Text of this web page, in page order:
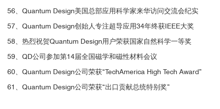
图4. (a)光激发后磁矩演化的原理示意图；(b) 时间分辨MOKE测量
观察到的相干振荡
该研究通过在变温变磁场条件下的时间分辨测量，清楚的观测
到了GdTiO3在微观时间尺度上的磁性变化，通过分析详细解释了磁
性演化的内在机制。这对于钙钛矿类量子材料的应用具有十分重大
56、Quantum Design美国总部应用科学家来华访问交流会纪实
57、Quantum Design创始人专注超导应用34年终获IEEE大奖
58、热烈祝贺Quantum Design用户荣获国家自然科学一等奖
59、QD公司参加第14届全国磁学和磁性材料会议
60、Quantum Design公司荣获“TechAmerica High Tech Award”
61、Quantum Design公司荣获“出口贡献总统特别奖”